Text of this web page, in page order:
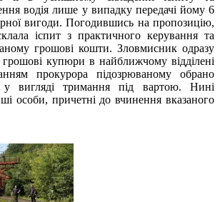
водія лише у випадку передачі йому 6
вигоди. Погодившись на пропозицію,
іспит з практичного керування та
грошові кошти. Зловмисник одразу
грошові купюри в найближчому відділені
прокурора підозрюваному обрано
у вигляді тримання під вартою. Нині
особи, причетні до вчинення вказаного